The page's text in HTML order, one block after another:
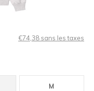
€74,38 sans les taxes
M